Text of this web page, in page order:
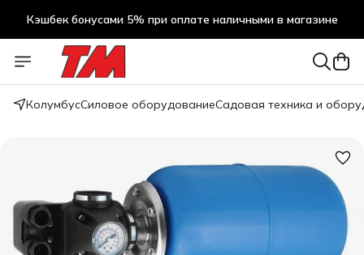
Кэшбек бонусами 5% при оплате наличными в магазине
Кэшбек бонусами 5% при оплате наличными в магазине
КолумбусСиловое оборудованиеСадовая техника и